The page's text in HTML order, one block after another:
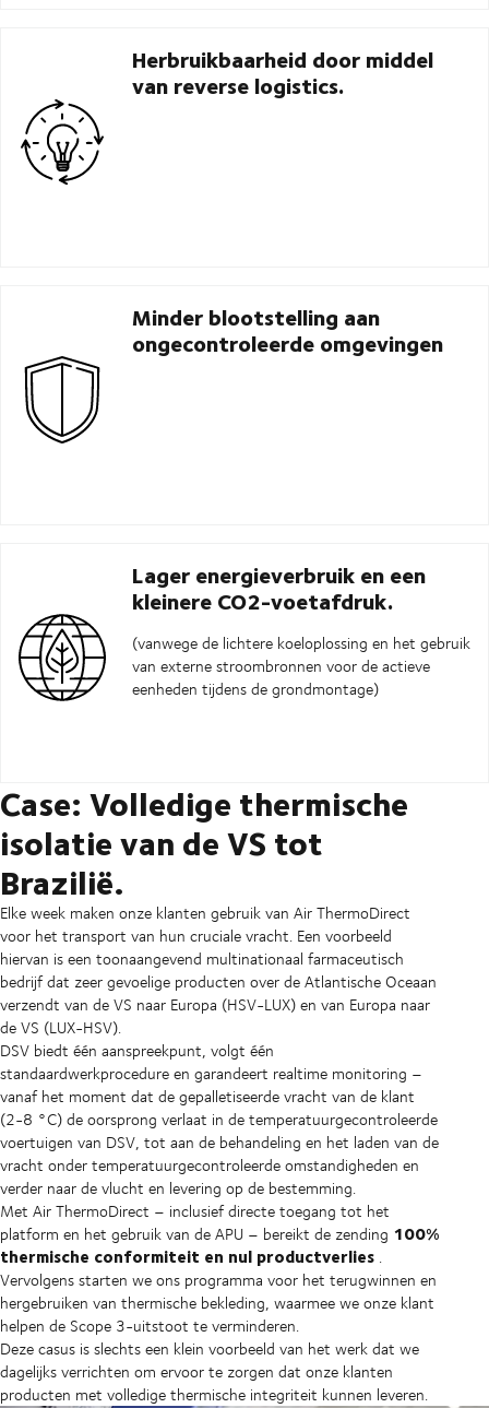
Herbruikbaarheid door middel
van reverse logistics.
Minder blootstelling aan
ongecontroleerde omgevingen
Lager energieverbruik en een
kleinere CO2-voetafdruk.
(vanwege de lichtere koeloplossing en het gebruik
van externe stroombronnen voor de actieve
eenheden tijdens de grondmontage)
Case: Volledige thermische
isolatie van de VS tot
Brazilië.
Elke week maken onze klanten gebruik van Air ThermoDirect
voor het transport van hun cruciale vracht. Een voorbeeld
hiervan is een toonaangevend multinationaal farmaceutisch
bedrijf dat zeer gevoelige producten over de Atlantische Oceaan
verzendt van de VS naar Europa (HSV-LUX) en van Europa naar
de VS (LUX-HSV).
DSV biedt één aanspreekpunt, volgt één
standaardwerkprocedure en garandeert realtime monitoring –
vanaf het moment dat de gepalletiseerde vracht van de klant
(2-8 °C) de oorsprong verlaat in de temperatuurgecontroleerde
voertuigen van DSV, tot aan de behandeling en het laden van de
vracht onder temperatuurgecontroleerde omstandigheden en
verder naar de vlucht en levering op de bestemming.
Met Air ThermoDirect – inclusief directe toegang tot het
platform en het gebruik van de APU – bereikt de zending 100%
thermische conformiteit en nul productverlies .
Vervolgens starten we ons programma voor het terugwinnen en
hergebruiken van thermische bekleding, waarmee we onze klant
helpen de Scope 3-uitstoot te verminderen.
Deze casus is slechts een klein voorbeeld van het werk dat we
dagelijks verrichten om ervoor te zorgen dat onze klanten
producten met volledige thermische integriteit kunnen leveren.